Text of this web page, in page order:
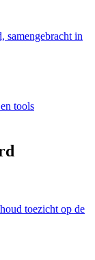
samengebracht in
tools
toezicht op de